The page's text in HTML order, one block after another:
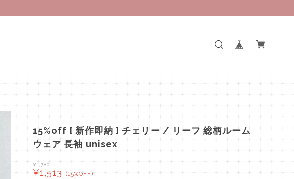
15%off [ 新作即納 ] チェリー / リーフ 総柄ルーム
ウェア 長袖 unisex
¥1,780
¥1,513 (15%OFF)